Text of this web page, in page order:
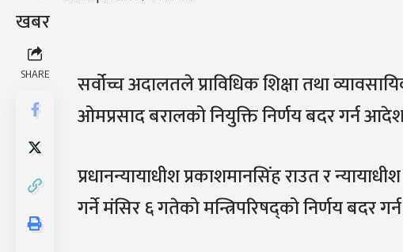
SHARE
सर्वोच्च अदालतले प्राविधिक शिक्षा तथा
ओमप्रसाद बरालको नियुक्ति निर्णय बदर गर्न
प्रधानन्यायाधीश प्रकाशमानसिंह राउत र
गर्ने मंसिर ६ गतेको मन्त्रिपरिषद्को निर्णय बदर